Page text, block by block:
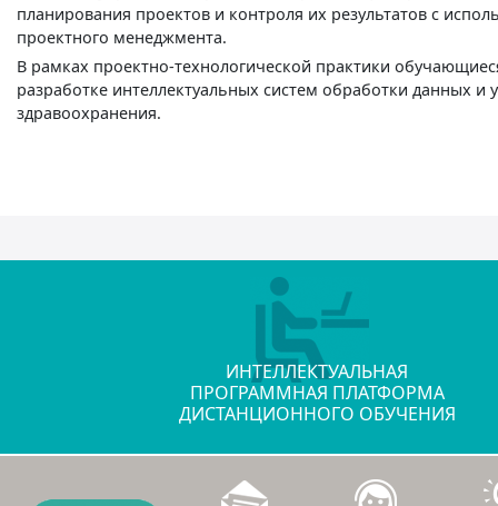
планирования проектов и контроля их результатов с
проектного менеджмента.
В рамках проектно-технологической практики
разработке интеллектуальных систем обработки данных и
здравоохранения.
ИНТЕЛЛЕКТУАЛЬНАЯ
ПРОГРАММНАЯ ПЛАТФОРМА
ДИСТАНЦИОННОГО ОБУЧЕНИЯ